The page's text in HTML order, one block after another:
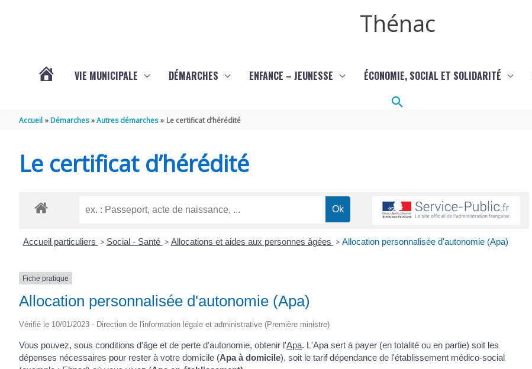
Thénac
THÉNAC
VIE MUNICIPALE DÉMARCHES ENFANCE – JEUNESSE ÉCONOMIE, SOCIAL ET SOLIDARITÉ
Rechercher
Accueil Démarches Autres démarches Le certificat d’hérédité
Le certificat d’hérédité
Accueil particuliers > Social - Santé > Allocations et aides aux personnes âgées > Allocation personnalisée d'autonomie (Apa)
Fiche pratique
Allocation personnalisée d'autonomie (Apa)
Vérifié le 10/01/2023 - Direction de l'information légale et administrative (Première ministre)
Vous pouvez, sous conditions d'âge et de perte d'autonomie, obtenir l'Apa. L'Apa sert à payer (en totalité ou en partie) soit les
dépenses nécessaires pour rester à votre domicile (Apa à domicile), soit le tarif dépendance de l'établissement médico-social